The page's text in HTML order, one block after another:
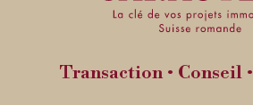
Transaction • Conseil